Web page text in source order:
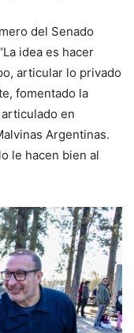
del Senado
idea es hacer
articular lo privado
fomentado la
en
Argentinas.
le hacen bien al